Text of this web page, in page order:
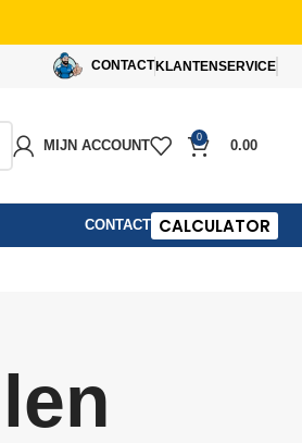
CONTACT KLANTENSERVICE
MIJN ACCOUNT
0
0.00
CONTACT CALCULATOR